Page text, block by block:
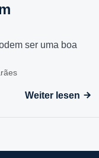
ser uma boa
Weiter lesen